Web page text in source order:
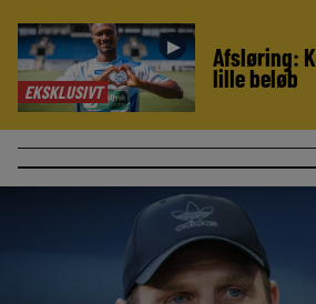
EKSKLUSIVT
► Afsløring:
lille beløb